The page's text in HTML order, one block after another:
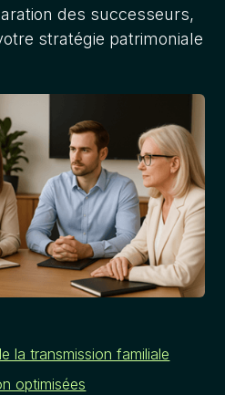
des successeurs,
stratégie patrimoniale
la transmission familiale
optimisées